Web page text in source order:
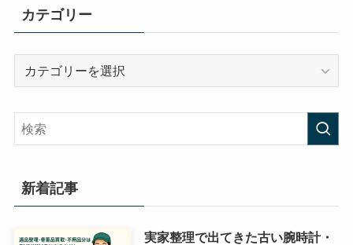
カテゴリー
リ
新着記事
実家整理で出てきた古い腕時計・